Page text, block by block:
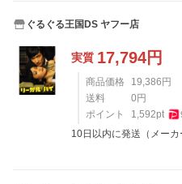
ぐるぐる王国DS ヤフー店
実質 17,794円
商品価格 19,386 円
送料
0 円
ポイント
1,592pt
10日以内に発送（メーカ